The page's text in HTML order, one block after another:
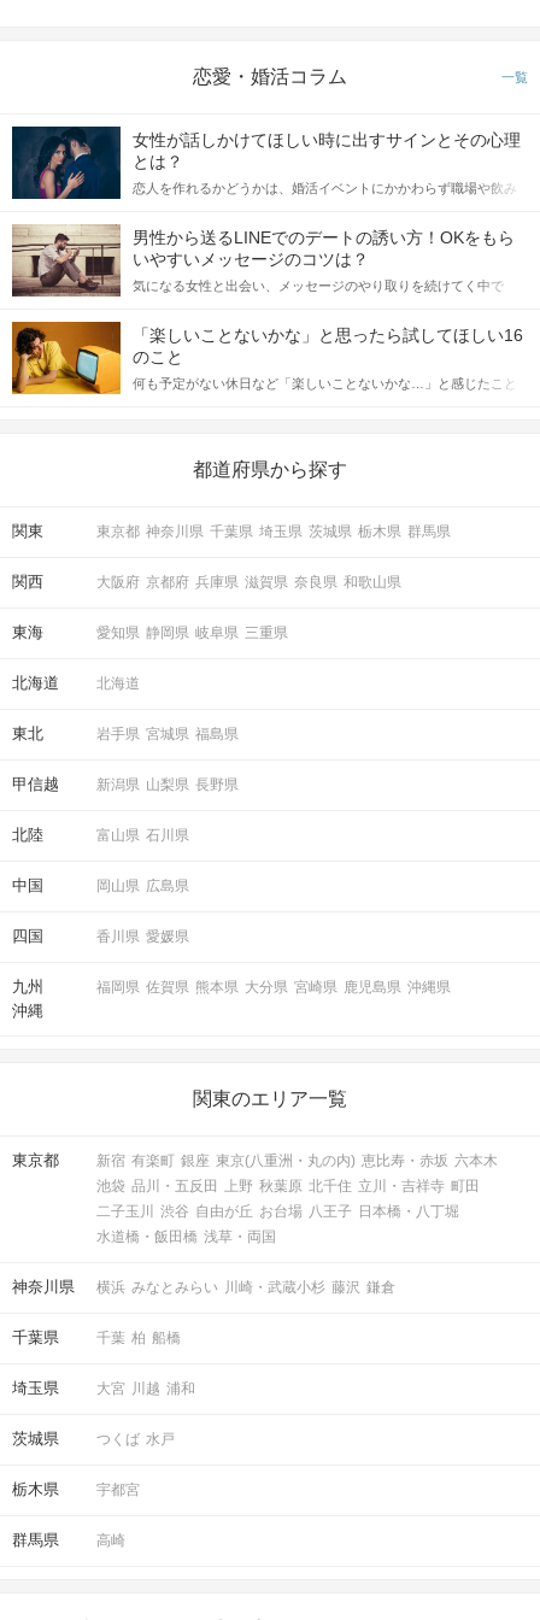
恋愛・婚活コラム 一覧
女性が話しかけてほしい時に出すサインとその心理
とは？
恋人を作れるかどうかは、婚活イベントにかかわらず職場や飲み
てアプローチできるかにも左右されます。 これから恋人作りを本
格的に始めようとしている方は、女性が異性を求めて出すサイン
をしっかりと理解し、正しい行動に移せるかどうかが重要。 この
記事では、女性が話しかけて欲しい時に出すサインとその心理を
合にどのような行動に繋げるべきかをご紹介していきます。
男性から送るLINEでのデートの誘い方！OKをもら
いやすいメッセージのコツは？
気になる女性と出会い、メッセージのやり取りを続けてく中で
しかし、中には「どう誘ったらいいの？」とお困りの男性もいら
っしゃるのではないでしょうか。 そこで今回は、男性から女性へ
送るLINEでのデートの誘い方のコツをご紹介します。例文も混じ
えながら解説するので、ぜひ参考にしてください。
「楽しいことないかな」と思ったら試してほしい16
のこと
何も予定がない休日など「楽しいことないかな…」と感じたこと
の楽しいことアイデアを集めました♪ いままさに楽しいことを探し
都道府県から探す
関東 東京都 神奈川県 千葉県 埼玉県 茨城県 栃木県 群馬県
関西 大阪府 京都府 兵庫県 滋賀県 奈良県 和歌山県
東海 愛知県 静岡県 岐阜県 三重県
北海道 北海道
東北 岩手県 宮城県 福島県
甲信越 新潟県 山梨県 長野県
北陸 富山県 石川県
中国 岡山県 広島県
四国 香川県 愛媛県
九州
沖縄
福岡県 佐賀県 熊本県 大分県 宮崎県 鹿児島県 沖縄県
関東のエリア一覧
東京都 新宿 有楽町 銀座 東京(八重洲・丸の内) 恵比寿・赤坂 六本木
池袋 品川・五反田 上野 秋葉原 北千住 立川・吉祥寺 町田
二子玉川
渋谷 自由が丘 お台場 八王子 日本橋・八丁堀
水道橋・飯田橋 浅草・両国
神奈川県 横浜 みなとみらい 川崎・武蔵小杉 藤沢 鎌倉
千葉県 千葉 柏 船橋
埼玉県 大宮 川越 浦和
茨城県 つくば 水戸
栃木県 宇都宮
群馬県 高崎